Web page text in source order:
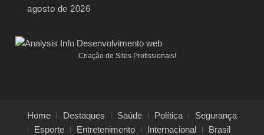
agosto de 2026
Criação de Sites Profissionais!
Home Destaques Saúde Política
Segurança
Esporte
Entretenimento Internacional Brasil